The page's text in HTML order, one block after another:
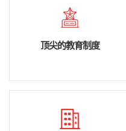
顶尖的教育制度